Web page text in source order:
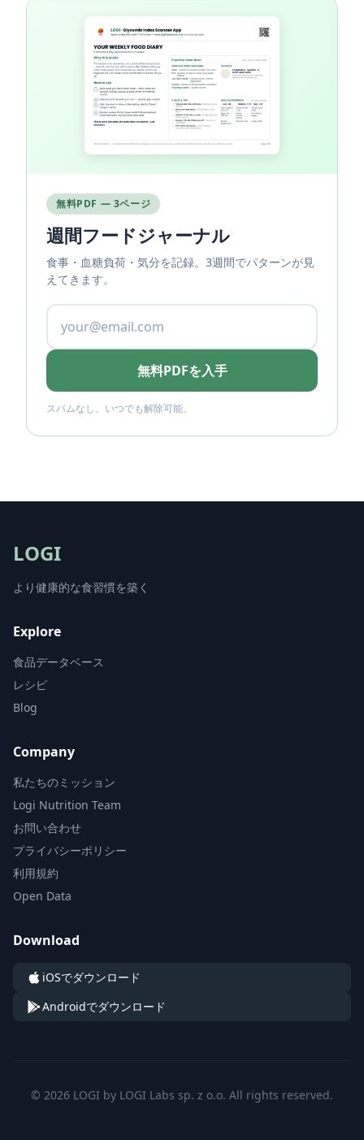
無料PDF — 3ページ
週間フードジャーナル
食事・血糖負荷・気分を記録。3週間でパターンが見
えてきます。
無料PDFを入手
スパムなし。いつでも解除可能。
LOGI
より健康的な食習慣を築く
Explore
食品データベース
レシピ
Blog
Company
私たちのミッション
Logi Nutrition Team
お問い合わせ
プライバシーポリシー
利用規約
Open Data
Download
iOSでダウンロード
Androidでダウンロード
© 2026 LOGI by LOGI Labs sp. z o.o. All rights reserved.